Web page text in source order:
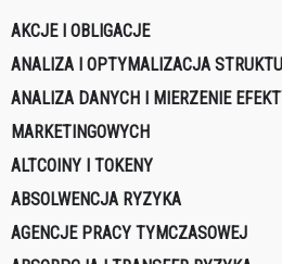
AKCJE I OBLIGACJE
ANALIZA I OPTYMALIZACJA
ANALIZA DANYCH I MIERZENIE
MARKETINGOWYCH
ALTCOINY I TOKENY
ABSOLWENCJA RYZYKA
AGENCJE PRACY TYMCZASOWEJ